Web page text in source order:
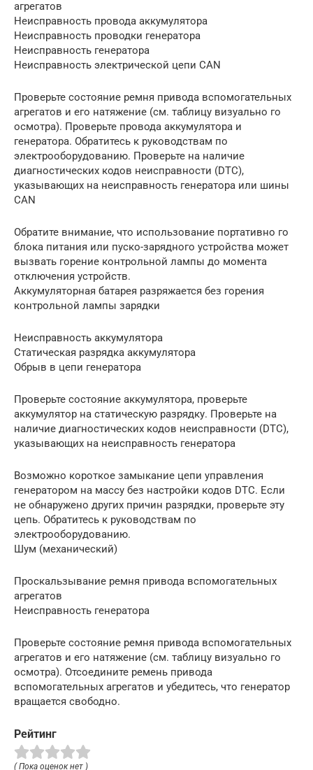
агрегатов
Неисправность провода аккумулятора
Неисправность проводки генератора
Неисправность генератора
Неисправность электрической цепи CAN
Проверьте состояние ремня привода вспомогательных
агрегатов и его натяжение (см. таблицу визуально го
осмотра). Проверьте провода аккумулятора и
генератора. Обратитесь к руководствам по
электрооборудованию. Проверьте на наличие
диагностических кодов неисправности (DTC),
указывающих на неисправность генератора или шины
CAN
Обратите внимание, что использование портативно го
блока питания или пуско-зарядного устройства может
вызвать горение контрольной лампы до момента
отключения устройств.
Аккумуляторная батарея разряжается без горения
контрольной лампы зарядки
Неисправность аккумулятора
Статическая разрядка аккумулятора
Обрыв в цепи генератора
Проверьте состояние аккумулятора, проверьте
аккумулятор на статическую разрядку. Проверьте на
наличие диагностических кодов неисправности (DTC),
указывающих на неисправность генератора
Возможно короткое замыкание цепи управления
генератором на массу без настройки кодов DTC. Если
не обнаружено других причин разрядки, проверьте эту
цепь. Обратитесь к руководствам по
электрооборудованию.
Шум (механический)
Проскальзывание ремня привода вспомогательных
агрегатов
Неисправность генератора
Проверьте состояние ремня привода вспомогательных
агрегатов и его натяжение (см. таблицу визуально го
осмотра). Отсоедините ремень привода
вспомогательных агрегатов и убедитесь, что генератор
вращается свободно.
Рейтинг
( Пока оценок нет )